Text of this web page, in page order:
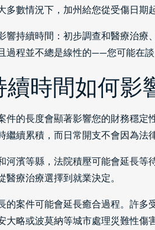
多數情況下，加州給您從受傷日期
響持續時間：初步調查和醫療治
過程並不總是線性的——您可能在談
續時間如何影
件的長度會顯著影響您的財務穩
繼續累積，而日常開支不會因為法
河濱等縣，法院積壓可能會延長
醫療治療選擇到就業決定。
的案件可能會延長癒合過程。許
大略或波莫納等城市處理災難性傷